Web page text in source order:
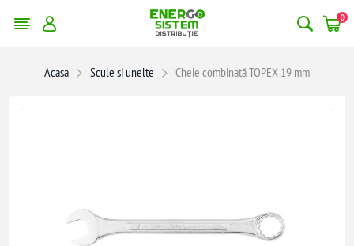
0
Acasa Scule si unelte Cheie combinată TOPEX 19 mm